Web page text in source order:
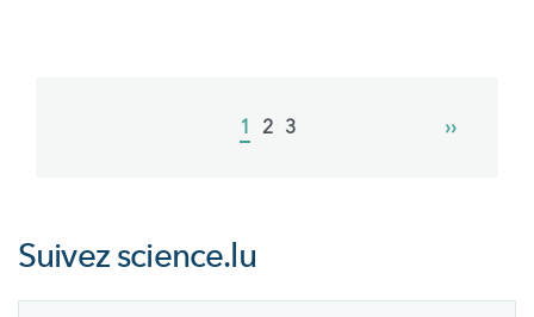
Current
1 Page
2 Page
3
Next
››
Suivezscience.lu